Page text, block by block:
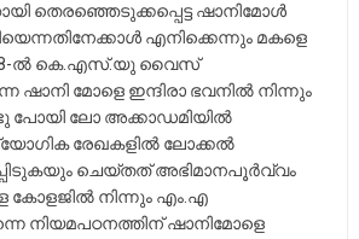
തെരഞ്ഞെടുക്കപ്പെട്ട ഷാനിമോൾ
എനിക്കെന്നും മകളെ
ൽ കെ.എസ്.യു വൈസ്
ഷാനി മോളെ ഇന്ദിരാ ഭവനിൽ നിന്നും
പോയി ലോ അക്കാഡമിയിൽ
രേഖകളിൽ ലോക്കൽ
ചെയ്തത് അഭിമാനപൂർവ്വം
നിന്നും എം.എ
നിയമപഠനത്തിന് ഷാനിമോളെ